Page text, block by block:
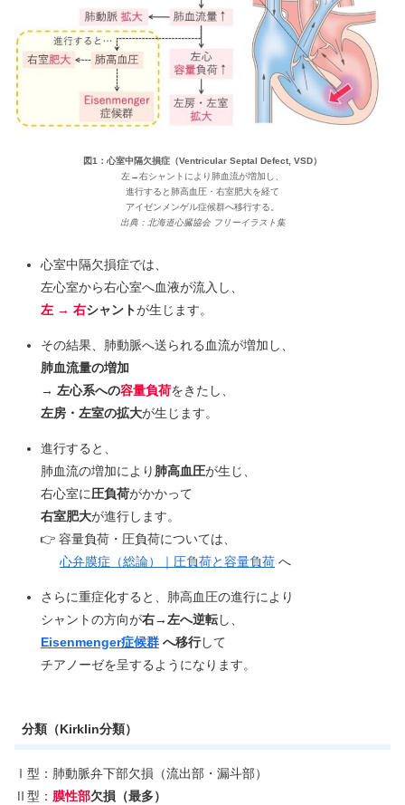
図1：心室中隔欠損症（Ventricular Septal Defect, VSD）
左→右シャントにより肺血流が増加し、
進行すると肺高血圧・右室肥大を経て
アイゼンメンゲル症候群へ移行する。
出典：北海道心臓協会 フリーイラスト集
心室中隔欠損症では、
左心室から右心室へ血液が流入し、
左 → 右シャントが生じます。
その結果、肺動脈へ送られる血流が増加し、
肺血流量の増加
→ 左心系への容量負荷をきたし、
左房・左室の拡大が生じます。
進行すると、
肺血流の増加により 肺高血圧が生じ、
右心室に圧負荷がかかって
右室肥大が進行します。
👉 容量負荷・圧負荷については、
心弁膜症（総論）｜圧負荷と容量負荷 へ
さらに重症化すると、肺高血圧の進行により
シャントの方向が右→左へ逆転し、
Eisenmenger症候群へ移行して
チアノーゼを呈するようになります。
分類（Kirklin分類）
Ⅰ型：肺動脈弁下部欠損（流出部・漏斗部）
Ⅱ型： 膜性部欠損（最多）